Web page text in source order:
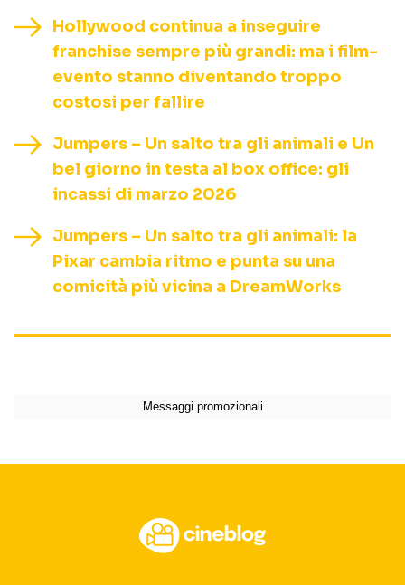
Hollywood continua a inseguire
franchise sempre più grandi: ma i film-
evento stanno diventando troppo
costosi per fallire
Jumpers – Un salto tra gli animali e Un
bel giorno in testa al box office: gli
incassi di marzo 2026
Jumpers – Un salto tra gli animali: la
Pixar cambia ritmo e punta su una
comicità più vicina a DreamWorks